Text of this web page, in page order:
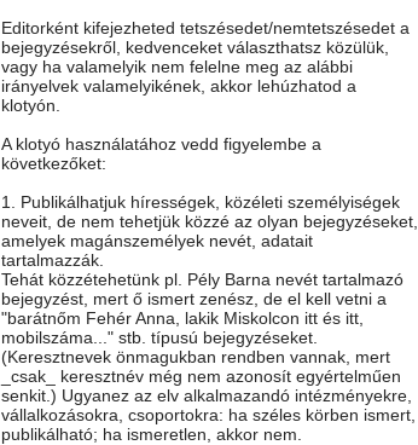
Editorként kifejezheted tetszésedet/nemtetszésedet a
bejegyzésekről, kedvenceket választhatsz közülük,
vagy ha valamelyik nem felelne meg az alábbi
irányelvek valamelyikének, akkor lehúzhatod a
klotyón.
A klotyó használatához vedd figyelembe a
következőket:
1. Publikálhatjuk hírességek, közéleti személyiségek
neveit, de nem tehetjük közzé az olyan bejegyzéseket,
amelyek magánszemélyek nevét, adatait
tartalmazzák.
Tehát közzétehetünk pl. Pély Barna nevét tartalmazó
bejegyzést, mert ő ismert zenész, de el kell vetni a
"barátnőm Fehér Anna, lakik Miskolcon itt és itt,
mobilszáma..." stb. típusú bejegyzéseket.
(Keresztnevek önmagukban rendben vannak, mert
_csak_ keresztnév még nem azonosít egyértelműen
senkit.) Ugyanez az elv alkalmazandó intézményekre,
vállalkozásokra, csoportokra: ha széles körben ismert,
publikálható; ha ismeretlen, akkor nem.